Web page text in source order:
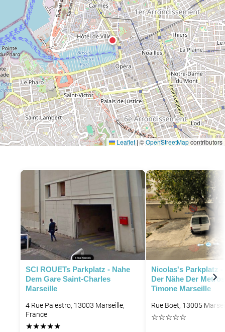
Leaflet |©OpenStreetMapcontributors
SCI ROUETs Parkplatz - Nahe
Dem Gare Saint-Charles
Marseille
4 Rue Palestro, 13003 Marseille,
France
★★★★★
Nicolas's Parkplatz -
Der Nähe Der
Timone Marseille
Rue Boet, 13005
☆☆☆☆☆